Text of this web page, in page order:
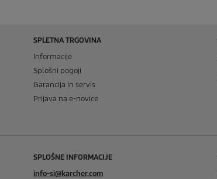
SPLETNA TRGOVINA
Informacije
Splošni pogoji
Garancija in servis
Prijava na e-novice
SPLOŠNE INFORMACIJE
info-si@karcher.com